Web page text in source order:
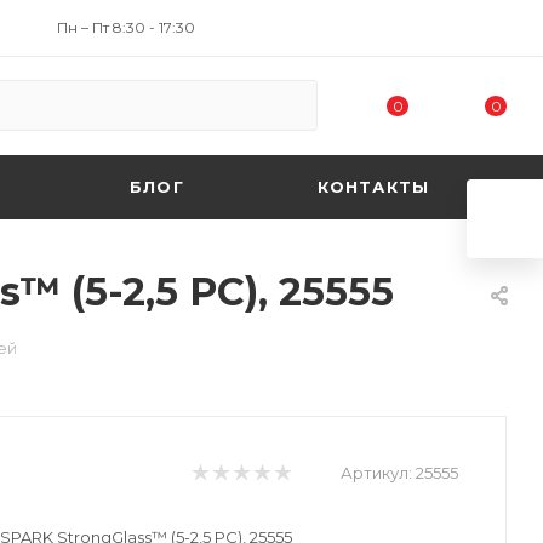
Пн – Пт 8:30 - 17:30
0 0
БЛОГ КОНТАКТЫ
(5-2,5 PC), 25555
Артикул: 25555
StrongGlass™ (5-2,5 PC), 25555